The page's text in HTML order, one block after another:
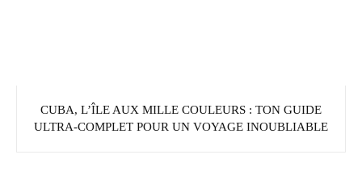
CUBA, L’ÎLE AUX MILLE COULEURS : TON GUIDE
ULTRA-COMPLET POUR UN VOYAGE INOUBLIABLE